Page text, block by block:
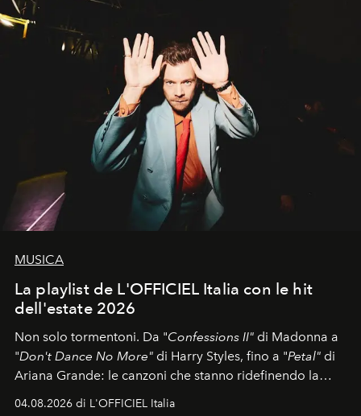
MUSICA
La playlist de L'OFFICIEL Italia con le hit
dell'estate 2026
Non solo tormentoni. Da "Confessions II" di Madonna a
"Don't Dance No More" di Harry Styles, fino a "Petal" di
Ariana Grande: le canzoni che stanno ridefinendo la
colonna sonora della stagione.
04.08.2026 di L'OFFICIEL Italia